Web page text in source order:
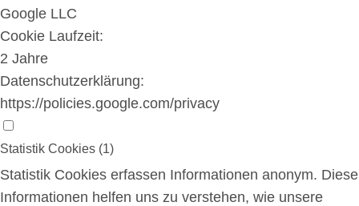
Google LLC
Cookie Laufzeit:
2 Jahre
Datenschutzerklärung:
https://policies.google.com/privacy
Statistik Cookies (1)
Statistik Cookies erfassen Informationen anonym. Diese
Informationen helfen uns zu verstehen, wie unsere